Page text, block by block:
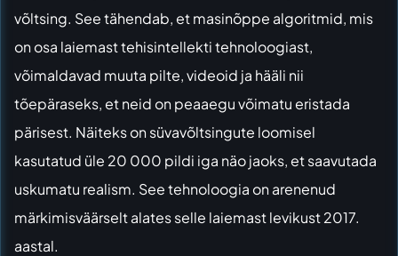
võltsing. See tähendab, et masinõppe algoritmid, mis
on osa laiemast tehisintellekti tehnoloogiast,
võimaldavad muuta pilte, videoid ja hääli nii
tõepäraseks, et neid on peaaegu võimatu eristada
pärisest. Näiteks on süvavõltsingute loomisel
kasutatud üle 20 000 pildi iga näo jaoks, et saavutada
uskumatu realism. See tehnoloogia on arenenud
märkimisväärselt alates selle laiemast levikust 2017.
aastal.